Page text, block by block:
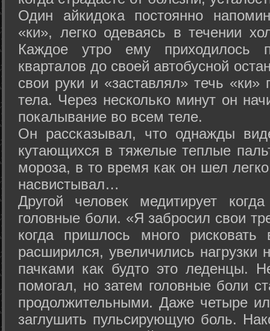
Один айкидока постоянно
«ки», легко одеваясь в течении
Каждое утро ему приходилось
кварталов до своей автобусной
свои руки и «заставлял» течь «ки»
тела. Через несколько минут он
покалывание во всем теле.
Он рассказывал, что однажды
кутающихся в тяжелые теплые
мороза, в то время как он шел
насвистывал…
Другой человек медитирует
головные боли. «Я забросил свои
когда пришлось много
расширился, увеличились нагрузки
пачками как будто это леденцы.
помогал, но затем головные боли
продолжительными. Даже четыре
заглушить пульсирующую боль.